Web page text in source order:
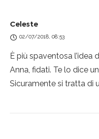
Celeste
02/07/2018, 08:53
È più spaventosa
Anna, fidati. Te lo dice
Sicuramente si tratta di